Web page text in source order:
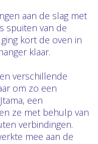
aan de slag met
spuiten van de
kort de oven in
klaar.
verschillende
om zo een
een
ze met behulp van
verbindingen.
mee aan de